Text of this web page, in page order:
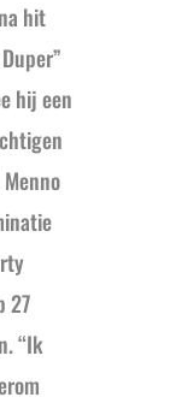
hit
hij een
27
“Ik